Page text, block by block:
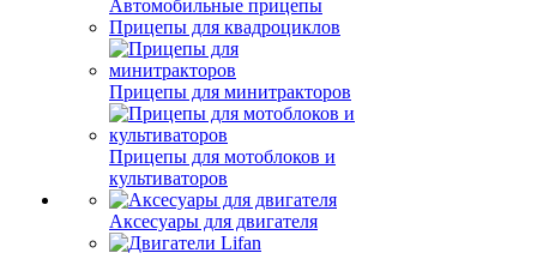
Автомобильные прицепы
Прицепы для квадроциклов
Прицепы для минитракторов
Прицепы для мотоблоков и
культиваторов
Аксесуары для двигателя